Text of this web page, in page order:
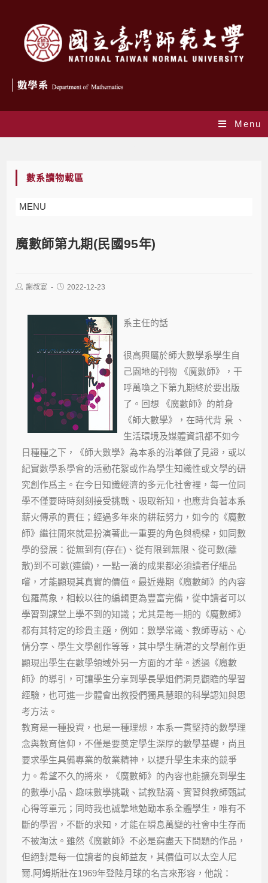
Menu
數系讀物載區
MENU
魔數師第九期(民國95年)
謝叔宴 2022-12-23
系主任的話
很高興屬於師大數學系學生自
己園地的刊物 《魔數師》，干
呼萬喚之下第九期終於要出版
了。回想 《魔數師》的前身
《師大數學》，在時代背 景 、
生活環境及媒體資訊都不如今
日種種之下，《師大數學》為本系的沿革做了見證，或以
紀實數學系學會的活動花絮或作為學生知識性或文學的研
究創作爲主。在今日知識經濟的多元化社會裡，每一位同
學不僅要時時刻刻接受挑戰、吸取新知，也應背負著本系
薪火傳承的責任；經過多年來的耕耘努力，如今的《魔數
師》繼往開來就是扮演著此一重要的角色與橋樑，如同數
學的發展：從無到有(存在)、從有限到無限、從可數(離
散)到不可數(連續)，一點一滴的成果都必須讀者仔細品
嚐，才能顯現其真實的價值。最近幾期《魔數師》的內容
包羅萬象，相較以往的編輯更為豐富完備，從中讀者可以
學習到課堂上學不到的知識；尤其是每一期的《魔數師》
都有其特定的珍貴主題，例如：數學常識、教師專訪、心
情分享、學生文學創作等等，其中學生精湛的文學創作更
顯現出學生在數學領域外另一方面的才華。透過《魔數
師》的導引，可讓學生分享到學長學姐們洞見觀瞻的學習
經驗，也可進一步體會出教授們獨具慧眼的科學認知與思
考方法。
教育是一種投資，也是一種理想，本系一貫堅持的數學理
念與教育信仰，不僅是要奠定學生深厚的數學基礎，尚且
要求學生具備專業的敬業精神，以提升學生未來的競爭
力。希望不久的將來，《魔數師》的內容也能擴充到學生
的數學小品、趣味數學挑戰、試教點滴、實習與教師甄試
心得等單元；同時我也誠摯地勉勵本系全體學生，唯有不
斷的學習，不斷的求知，才能在瞬息萬變的社會中生存而
不被淘汰。雖然《魔數師》不必是窮盡天下問題的作品，
但絕對是每一位讀者的良師益友，其價值可以太空人尼
爾.阿姆斯壯在1969年登陸月球的名言來形容，他說：